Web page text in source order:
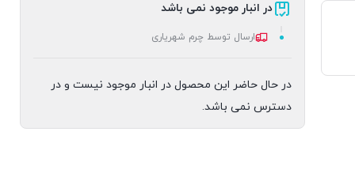
در انبار موجود نمی باشد
ارسال توسط چرم شهریاری
در حال حاضر این محصول در انبار موجود نیست و در
دسترس نمی باشد.